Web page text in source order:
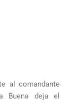
al comandante
Buena deja el